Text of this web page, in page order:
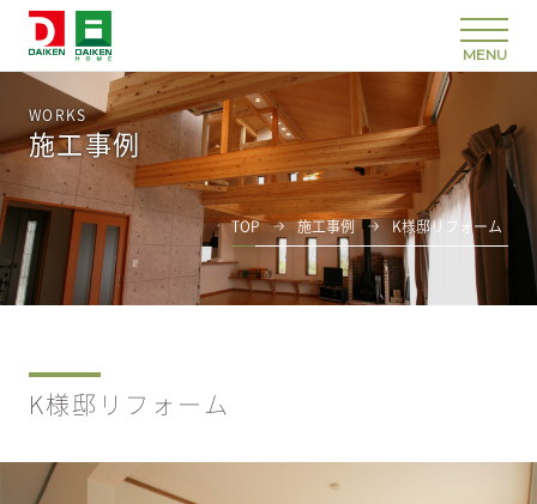
WORKS
施工事例
TOP 施工事例 K様邸リフォーム
K様邸リフォーム